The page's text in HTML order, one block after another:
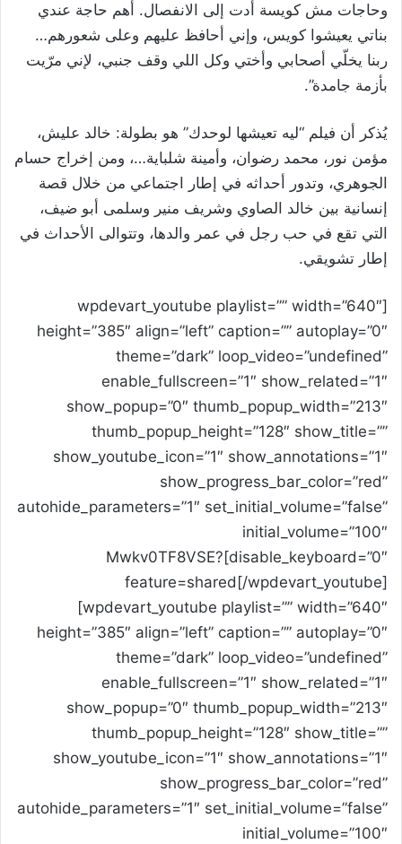
وحاجات مش كويسة أدت إلى الانفصال. أهم حاجة عندي
بناتي يعيشوا كويس، وإني أحافظ عليهم وعلى شعورهم…
ربنا يخلّي أصحابي وأختي وكل اللي وقف جنبي، لإني مرّيت
بأزمة جامدة”.
يُذكر أن فيلم “ليه تعيشها لوحدك” هو بطولة: خالد عليش،
مؤمن نور، محمد رضوان، وأمينة شلباية…، ومن إخراج حسام
الجوهري، وتدور أحداثه في إطار اجتماعي من خلال قصة
إنسانية بين خالد الصاوي وشريف منير وسلمى أبو ضيف،
التي تقع في حب رجل في عمر والدها، وتتوالى الأحداث في
إطار تشويقي.
[wpdevart_youtube playlist=”” width=”640″
height=”385″ align=”left” caption=”” autoplay=”0″
theme=”dark” loop_video=”undefined”
enable_fullscreen=”1″ show_related=”1″
show_popup=”0″ thumb_popup_width=”213″
thumb_popup_height=”128″ show_title=””
show_youtube_icon=”1″ show_annotations=”1″
show_progress_bar_color=”red”
autohide_parameters=”1″ set_initial_volume=”false”
initial_volume=”100″
disable_keyboard=”0″]Mwkv0TF8VSE?
feature=shared[/wpdevart_youtube]
[wpdevart_youtube playlist=”” width=”640″
height=”385″ align=”left” caption=”” autoplay=”0″
theme=”dark” loop_video=”undefined”
enable_fullscreen=”1″ show_related=”1″
show_popup=”0″ thumb_popup_width=”213″
thumb_popup_height=”128″ show_title=””
show_youtube_icon=”1″ show_annotations=”1″
show_progress_bar_color=”red”
autohide_parameters=”1″ set_initial_volume=”false”
initial_volume=”100″